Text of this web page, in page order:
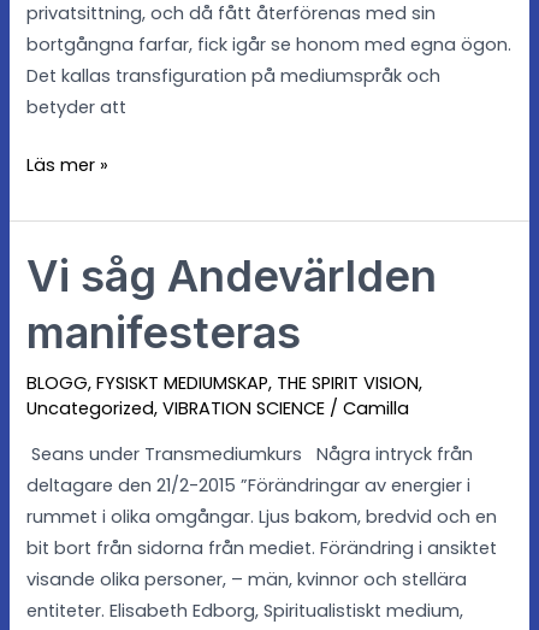
privatsittning, och då fått återförenas med sin
bortgångna farfar, fick igår se honom med egna ögon.
Det kallas transfiguration på mediumspråk och
betyder att
Läs mer »
Vi såg Andevärlden
manifesteras
BLOGG,FYSISKT MEDIUMSKAP, THE SPIRIT VISION,
Uncategorized,VIBRATION SCIENCE /Camilla
Seans under Transmediumkurs Några intryck från
deltagare den 21/2-2015 ”Förändringar av energier i
rummet i olika omgångar. Ljus bakom, bredvid och en
bit bort från sidorna från mediet. Förändring i ansiktet
visande olika personer, – män, kvinnor och stellära
entiteter. Elisabeth Edborg, Spiritualistiskt medium,
Vi
såg
Andevärlden